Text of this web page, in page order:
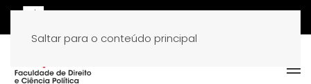
Saltar para o conteúdo principal